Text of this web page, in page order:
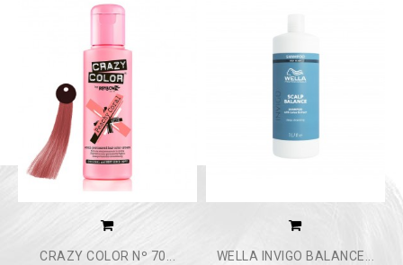
CRAZY COLOR Nº 70... WELLA INVIGO BALANCE...